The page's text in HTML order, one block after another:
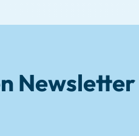
Newsletter